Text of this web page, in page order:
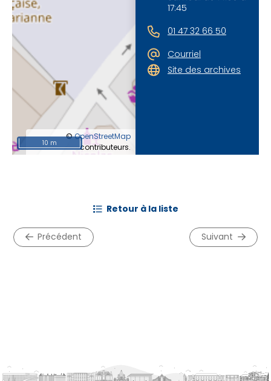
©OpenStreetMap
contributeurs.
10 m
17:45
01 47 32 66 50
Courriel
Site des archives
précédent
retour à la liste
suivant